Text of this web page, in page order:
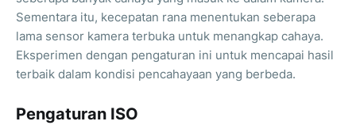
Sementara itu, kecepatan rana menentukan seberapa
lama sensor kamera terbuka untuk menangkap cahaya.
Eksperimen dengan pengaturan ini untuk mencapai hasil
terbaik dalam kondisi pencahayaan yang berbeda.
Pengaturan ISO